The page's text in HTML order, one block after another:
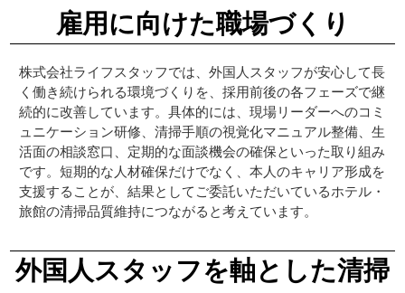
雇用に向けた職場づくり
株式会社ライフスタッフでは、外国人スタッフが安心して長
く働き続けられる環境づくりを、採用前後の各フェーズで継
続的に改善しています。具体的には、現場リーダーへのコミ
ュニケーション研修、清掃手順の視覚化マニュアル整備、生
活面の相談窓口、定期的な面談機会の確保といった取り組み
です。短期的な人材確保だけでなく、本人のキャリア形成を
支援することが、結果としてご委託いただいているホテル・
旅館の清掃品質維持につながると考えています。
外国人スタッフを軸とした清掃